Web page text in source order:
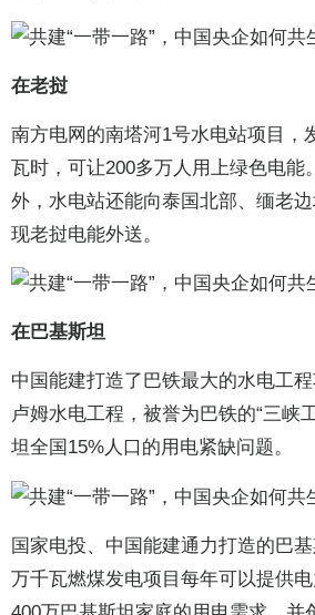
在老挝
南方电网的南塔河1号水电站项目，
瓦时，可让200多万人用上绿色电能
外，水电站还能向泰国北部、缅老
现老挝电能外送。
在巴基斯坦
中国能建打造了巴铁最大的水电工
卢姆水电工程，被誉为巴铁的“三峡
坦全国15%人口的用电紧缺问题。
国家电投、中国能建通力打造的巴
万千瓦燃煤发电项目每年可以提供